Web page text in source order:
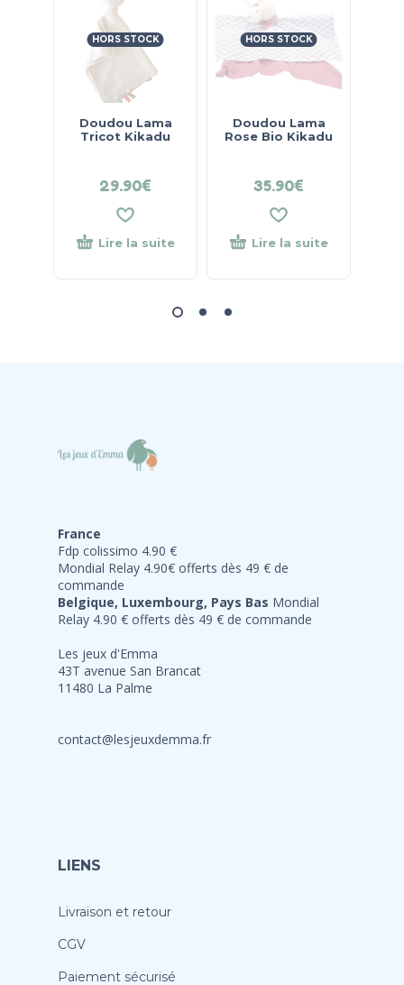
HORS STOCK
Doudou Lama
Tricot Kikadu
29.90€
Lire la suite
HORS STOCK
Doudou Lama
Rose Bio Kikadu
35.90€
Lire la suite
France
Fdp colissimo 4.90 €
Mondial Relay 4.90€ offerts dès 49 € de
commande
Belgique, Luxembourg, Pays Bas Mondial
Relay 4.90 € offerts dès 49 € de commande
Les jeux d'Emma
43T avenue San Brancat
11480 La Palme
contact@lesjeuxdemma.fr
LIENS
Livraison et retour
CGV
Paiement sécurisé